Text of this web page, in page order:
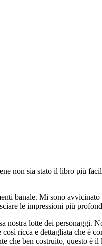
non sia stato il libro più
banale. Mi sono avvicinato
le impressioni più
nostra lotte dei personaggi.
ricca e dettagliata che è
che ben costruito, questo è